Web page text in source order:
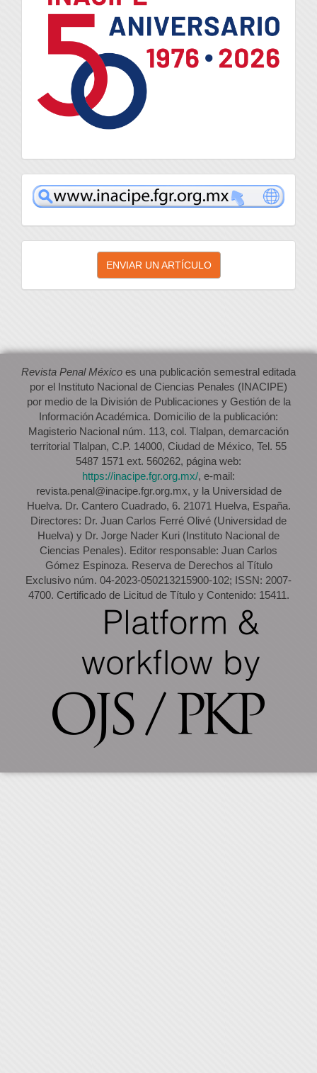
inacipe
Enviar
artículo
ENVIAR UN ARTÍCULO
Revista Penal México es una publicación semestral editada
por el Instituto Nacional de Ciencias Penales (INACIPE)
por medio de la División de Publicaciones y Gestión de la
Información Académica. Domicilio de la publicación:
Magisterio Nacional núm. 113, col. Tlalpan, demarcación
territorial Tlalpan, C.P. 14000, Ciudad de México, Tel. 55
5487 1571 ext. 560262, página web:
https://inacipe.fgr.org.mx/, e-mail:
revista.penal@inacipe.fgr.org.mx, y la Universidad de
Huelva. Dr. Cantero Cuadrado, 6. 21071 Huelva, España.
Directores: Dr. Juan Carlos Ferré Olivé (Universidad de
Huelva) y Dr. Jorge Nader Kuri (Instituto Nacional de
Ciencias Penales). Editor responsable: Juan Carlos
Gómez Espinoza. Reserva de Derechos al Título
Exclusivo núm. 04-2023-050213215900-102; ISSN: 2007-
4700. Certificado de Licitud de Título y Contenido: 15411.